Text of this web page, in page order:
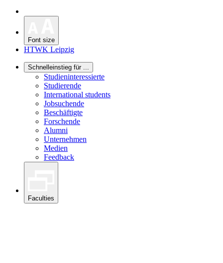
Font size
HTWK Leipzig
Schnelleinstieg für ...
Studieninteressierte
Studierende
International students
Jobsuchende
Beschäftigte
Forschende
Alumni
Unternehmen
Medien
Feedback
Faculties